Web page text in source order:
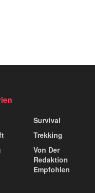
Survival
Trekking
Von Der
Redaktion
Empfohlen